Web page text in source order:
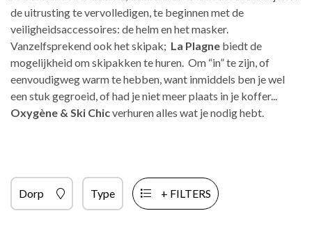
de uitrusting te vervolledigen, te beginnen met de
veiligheidsaccessoires: de helm en het masker.
Vanzelfsprekend ook het skipak; La Plagne biedt de
mogelijkheid om skipakken te huren. Om “in” te zijn, of
eenvoudigweg warm te hebben, want inmiddels ben je wel
een stuk gegroeid, of had je niet meer plaats in je koffer...
Oxygène & Ski Chicverhuren alles wat je nodig hebt.
Dorp Type + FILTERS